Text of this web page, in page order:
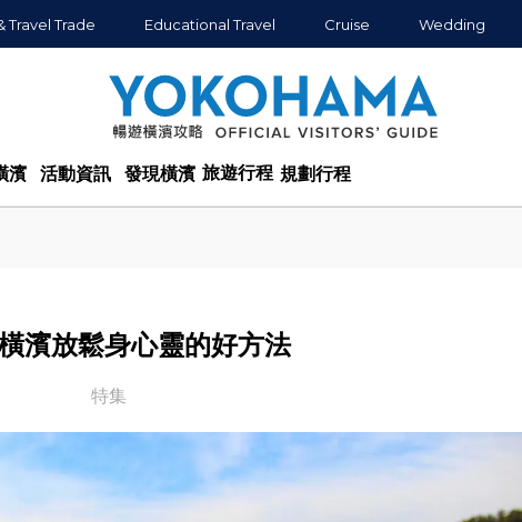
Travel Trade Educational Travel Cruise Wedding
濱 活動資訊 發現橫濱 旅遊行程 規劃行程
濱放鬆身心靈的好方法
特集